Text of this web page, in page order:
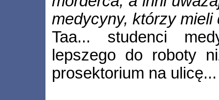
medycyny, którzy mieli
Taa... studenci
lepszego do roboty
prosektorium na ulicę...